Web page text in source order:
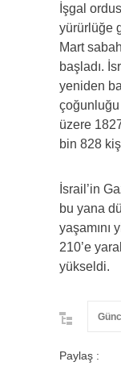
İşgal
yürürlüğe
Mart
başladı.
yeniden
çoğunluğu
üzere
bin 828
İsrail’in
bu yana
yaşamını
210’e
yükseldi.
Paylaş :